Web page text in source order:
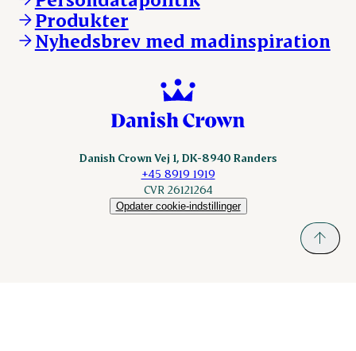
KLS.se
nordicspoor.com
Scanhide.dk
Produkter
Nyhedsbrev med madinspiration
Danish Crown Vej 1, DK-8940 Randers
+45 8919 1919
CVR 26121264
Opdater cookie-indstillinger